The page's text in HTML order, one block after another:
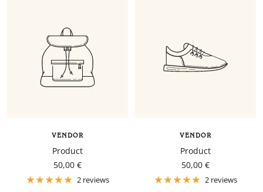
VENDOR
Product
Sale
price
50,00 €
2 reviews
VENDOR
Product
Sale
price
50,00 €
2 reviews